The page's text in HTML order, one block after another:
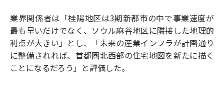
業界関係者は「桂陽地区は3期新都市の中で事業速度が
最も早いだけでなく、ソウル麻谷地区に隣接した地理的
利点が大きい」とし、「未来の産業インフラが計画通り
に整備されれば、首都圏北西部の住宅地図を新たに描く
ことになるだろう」と評価した。